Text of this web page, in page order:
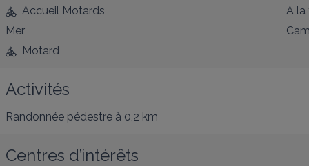
Accueil Motards
A la
Mer
Motard
Activités
Randonnée pédestre à 0,2 km
Centres d’intérêts